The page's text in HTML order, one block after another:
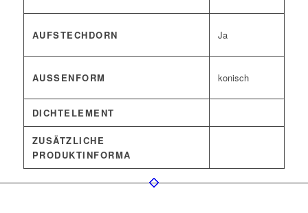
AUFSTECHDORN Ja
AUSSENFORM konisch
DICHTELEMENT
ZUSÄTZLICHE
PRODUKTINFORMA